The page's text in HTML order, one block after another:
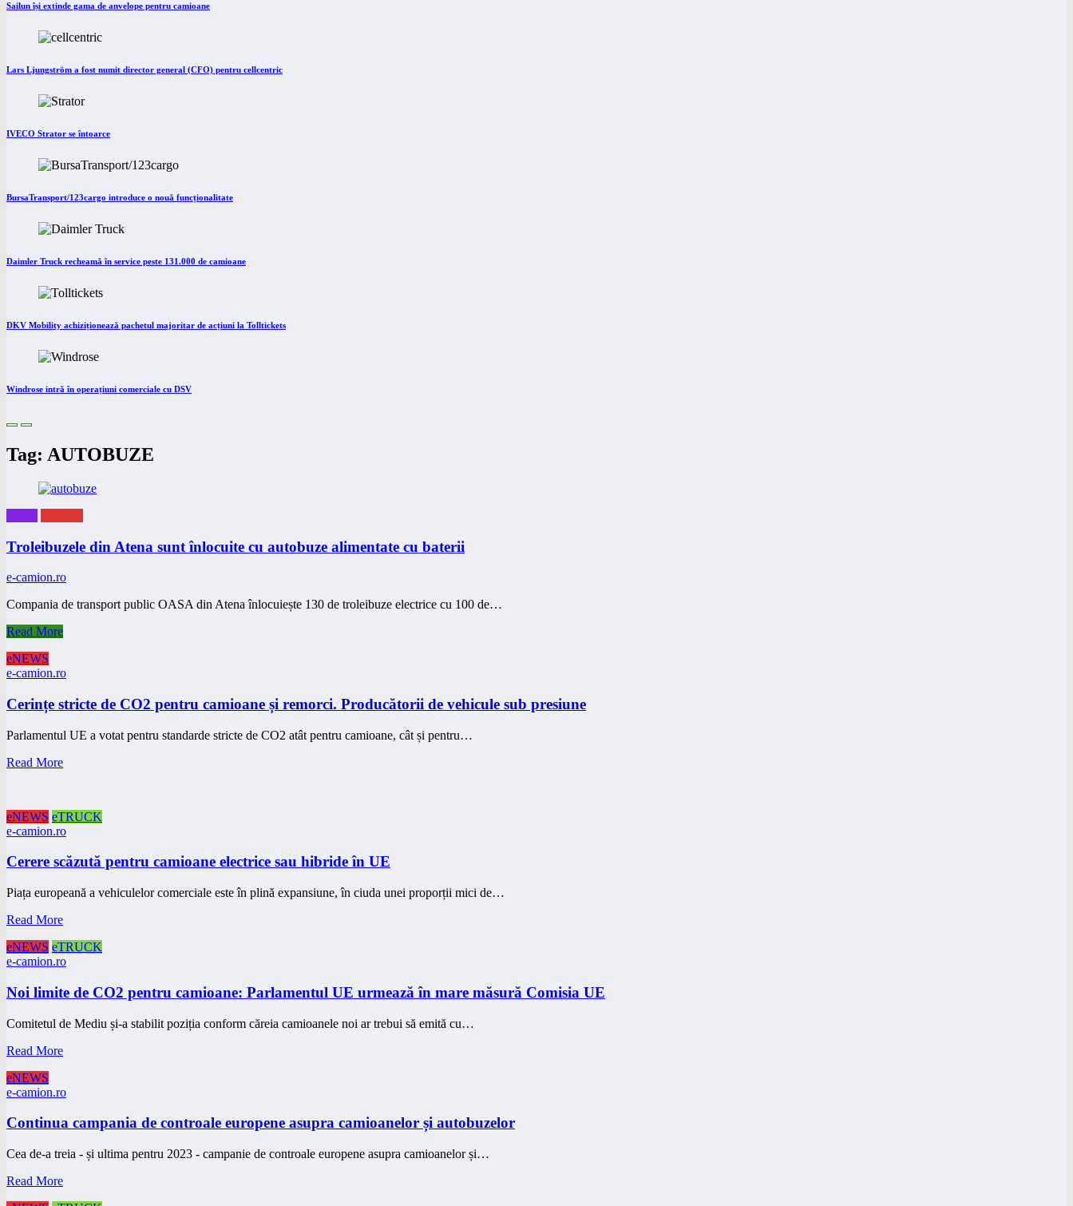
Sailun își extinde gama de anvelope pentru camioane
Lars Ljungström a fost numit director general (CFO) pentru cellcentric
IVECO Strator se întoarce
BursaTransport/123cargo introduce o nouă funcționalitate
Daimler Truck recheamă în service peste 131.000 de camioane
DKV Mobility achiziționează pachetul majoritar de acțiuni la Tolltickets
Windrose intră în operațiuni comerciale cu DSV
Tag: AUTOBUZE
Troleibuzele din Atena sunt înlocuite cu autobuze alimentate cu baterii
e-camion.ro
Compania de transport public OASA din Atena înlocuiește 130 de troleibuze electrice cu 100 de…
Read More
eNEWS
e-camion.ro
Cerințe stricte de CO2 pentru camioane și remorci. Producătorii de vehicule sub presiune
Parlamentul UE a votat pentru standarde stricte de CO2 atât pentru camioane, cât și pentru…
Read More
eNEWS eTRUCK
e-camion.ro
Cerere scăzută pentru camioane electrice sau hibride în UE
Piața europeană a vehiculelor comerciale este în plină expansiune, în ciuda unei proporții mici de…
Read More
eNEWS eTRUCK
e-camion.ro
Noi limite de CO2 pentru camioane: Parlamentul UE urmează în mare măsură Comisia UE
Comitetul de Mediu și-a stabilit poziția conform căreia camioanele noi ar trebui să emită cu…
Read More
eNEWS
e-camion.ro
Continua campania de controale europene asupra camioanelor și autobuzelor
Cea de-a treia - și ultima pentru 2023 - campanie de controale europene asupra camioanelor și…
Read More